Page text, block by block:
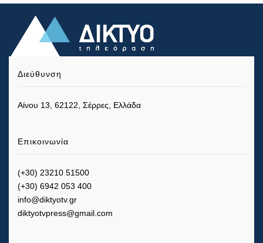
Διεύθυνση
Αίνου 13, 62122, Σέρρες, Ελλάδα
Επικοινωνία
(+30) 23210 51500
(+30) 6942 053 400
info@diktyotv.gr
diktyotvpress@gmail.com